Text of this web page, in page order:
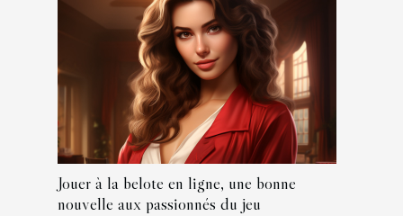
Jouer à la belote en ligne, une bonne
nouvelle aux passionnés du jeu